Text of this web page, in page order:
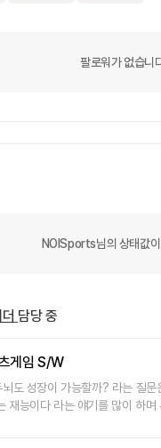
팔로워가 없습니
NOISports님의 상태값
담당 중
게임 S/W
뇌도 성장이 가능할까? 라는 질
재능이다 라는 얘기를 많이 하